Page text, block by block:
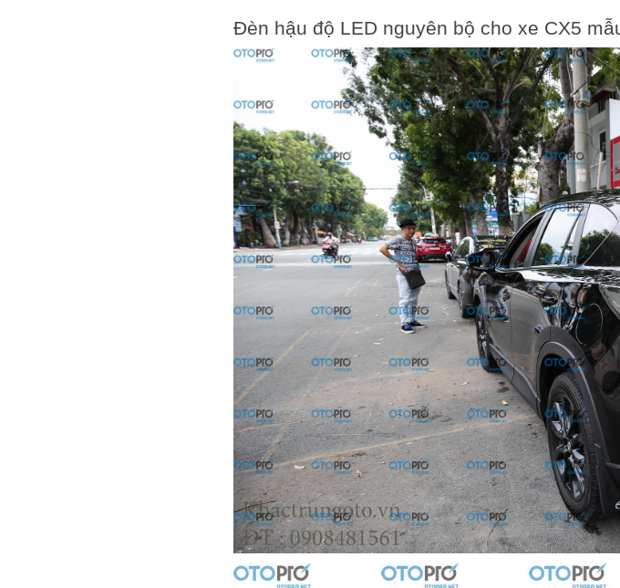
Đèn hậu độ LED nguyên bộ cho xe CX5